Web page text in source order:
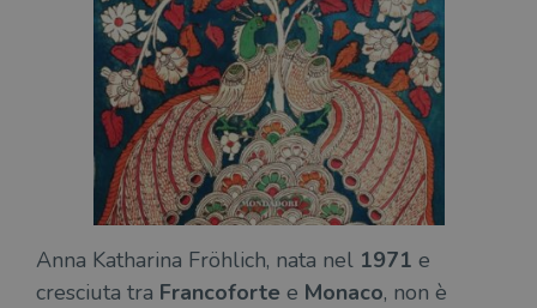
Anna Katharina Fröhlich, nata nel 1971 e
cresciuta tra Francoforte e Monaco, non è